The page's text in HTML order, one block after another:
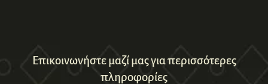
Επικοινωνήστε μαζί μας για περισσότερες
πληροφορίες